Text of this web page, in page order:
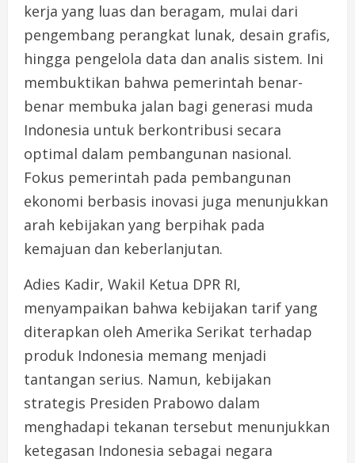
kerja yang luas dan beragam, mulai dari
pengembang perangkat lunak, desain grafis,
hingga pengelola data dan analis sistem. Ini
membuktikan bahwa pemerintah benar-
benar membuka jalan bagi generasi muda
Indonesia untuk berkontribusi secara
optimal dalam pembangunan nasional.
Fokus pemerintah pada pembangunan
ekonomi berbasis inovasi juga menunjukkan
arah kebijakan yang berpihak pada
kemajuan dan keberlanjutan.
Adies Kadir, Wakil Ketua DPR RI,
menyampaikan bahwa kebijakan tarif yang
diterapkan oleh Amerika Serikat terhadap
produk Indonesia memang menjadi
tantangan serius. Namun, kebijakan
strategis Presiden Prabowo dalam
menghadapi tekanan tersebut menunjukkan
ketegasan Indonesia sebagai negara